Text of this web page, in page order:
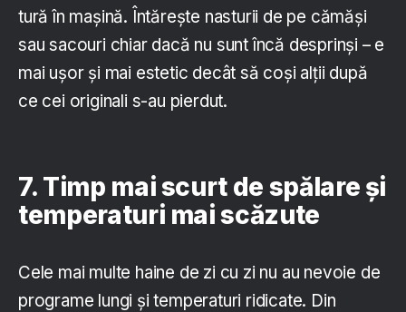
tură în mașină. Întărește nasturii de pe cămăși
sau sacouri chiar dacă nu sunt încă desprinși – e
mai ușor și mai estetic decât să coși alții după
ce cei originali s-au pierdut.
7. Timp mai scurt de spălare și
temperaturi mai scăzute
Cele mai multe haine de zi cu zi nu au nevoie de
programe lungi și temperaturi ridicate. Din